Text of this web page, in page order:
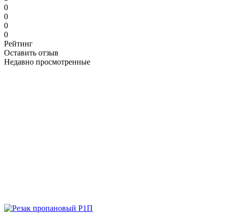
0
0
0
0
Рейтинг
Оставить отзыв
Недавно просмотренные